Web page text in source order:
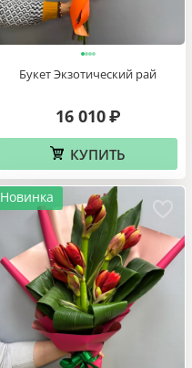
Букет Экзотический рай
16 010 ₽
КУПИТЬ
Новинка